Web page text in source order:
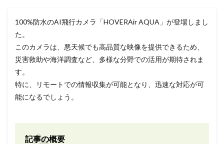
100%防水のAI飛行カメラ「HOVERAir AQUA」が登場しまし
た。
このカメラは、悪天候でも高品質な映像を提供できるため、
災害救助や海洋調査など、多様な分野での活用が期待されま
す。
特に、リモートでの情報収集が可能となり、迅速な対応が可
能になるでしょう。
記事の概要